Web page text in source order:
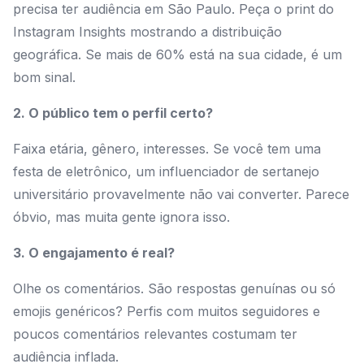
precisa ter audiência em São Paulo. Peça o print do
Instagram Insights mostrando a distribuição
geográfica. Se mais de 60% está na sua cidade, é um
bom sinal.
2. O público tem o perfil certo?
Faixa etária, gênero, interesses. Se você tem uma
festa de eletrônico, um influenciador de sertanejo
universitário provavelmente não vai converter. Parece
óbvio, mas muita gente ignora isso.
3. O engajamento é real?
Olhe os comentários. São respostas genuínas ou só
emojis genéricos? Perfis com muitos seguidores e
poucos comentários relevantes costumam ter
audiência inflada.